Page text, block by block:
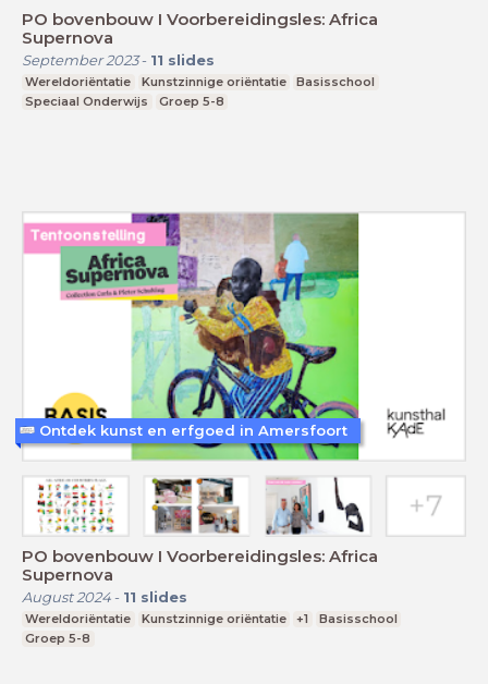
PO bovenbouw I Voorbereidingsles: Africa
Supernova
September 2023- 11 slides
Wereldoriëntatie Kunstzinnige oriëntatie
Basisschool
Speciaal Onderwijs
Groep 5-8
PO bovenbouw I Voorbereidingsles: Africa
Supernova
August 2024- 11 slides
Wereldoriëntatie Kunstzinnige oriëntatie +1
Basisschool
Groep 5-8
Ontdek kunst en erfgoed in Amersfoort